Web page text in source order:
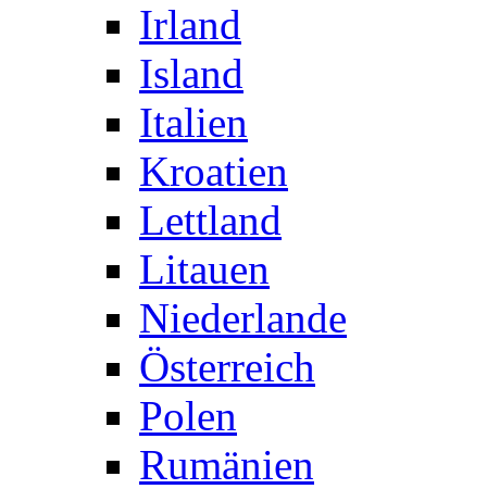
Irland
Island
Italien
Kroatien
Lettland
Litauen
Niederlande
Österreich
Polen
Rumänien